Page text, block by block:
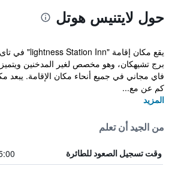
حول لايتنيس هوتل
برج تشيهكان، وهو مخصص لغير المدخنين
كم عن مع...
المزيد
من الجيد أن تعلم
وقت تسجيل الصعود للطائرة